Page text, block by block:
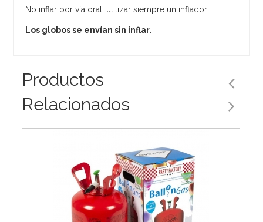
No inflar por vía oral, utilizar siempre un inflador.
Los globos se envían sin inflar.
Productos
Relacionados